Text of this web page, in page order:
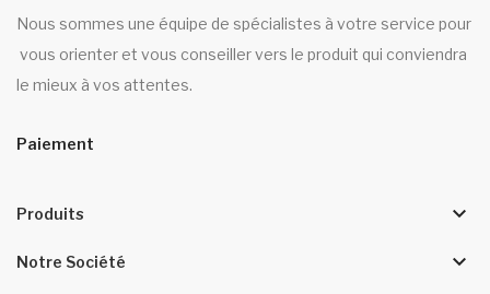
Nous sommes une équipe de spécialistes à votre service pour
vous orienter et vous conseiller vers le produit qui conviendra
le mieux à vos attentes.
Paiement
Produits keyboard_arrow_down
Notre Société keyboard_arrow_down